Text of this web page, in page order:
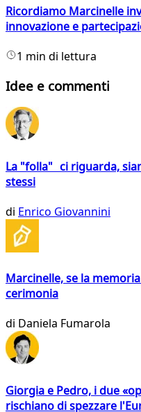
Ricordiamo Marcinelle
innovazione e
1 min di lettura
Idee e commenti
La "folla" ci riguarda,
stessi
di Enrico Giovannini
Marcinelle, se la
cerimonia
di Daniela Fumarola
Giorgia e Pedro, i due
rischiano di spezzare